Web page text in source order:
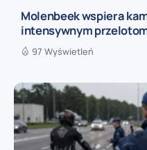
Molenbeek wspiera
intensywnym
97 Wyświetleń